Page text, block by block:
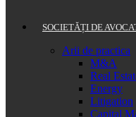
SOCIETĂȚI DE
Arii de practica
M&A
Real
Energy
Litigation
Capital